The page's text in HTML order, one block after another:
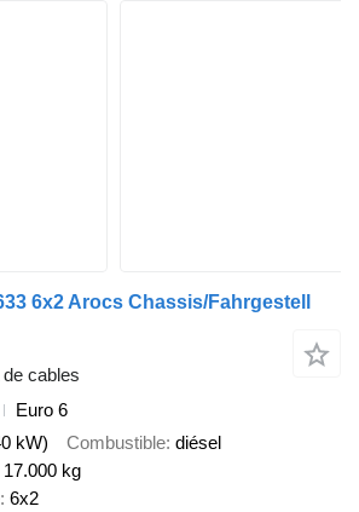
6x2 Arocs Chassis/Fahrgestell
cables
Euro 6
kW) Combustible diésel
17.000 kg
6x2